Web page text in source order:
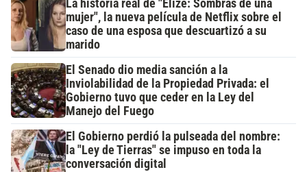
La historia real de "Elize: Sombras de una
mujer", la nueva película de Netflix sobre el
caso de una esposa que descuartizó a su
marido
El Senado dio media sanción a la
Inviolabilidad de la Propiedad Privada: el
Gobierno tuvo que ceder en la Ley del
Manejo del Fuego
El Gobierno perdió la pulseada del nombre:
la "Ley de Tierras" se impuso en toda la
conversación digital